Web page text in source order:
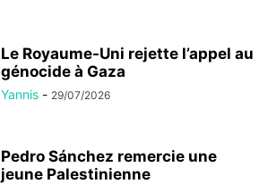
Le Royaume-Uni rejette l’appel au
génocide à Gaza
Yannis - 29/07/2026
Pedro Sánchez remercie une
jeune Palestinienne